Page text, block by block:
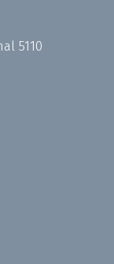
5110